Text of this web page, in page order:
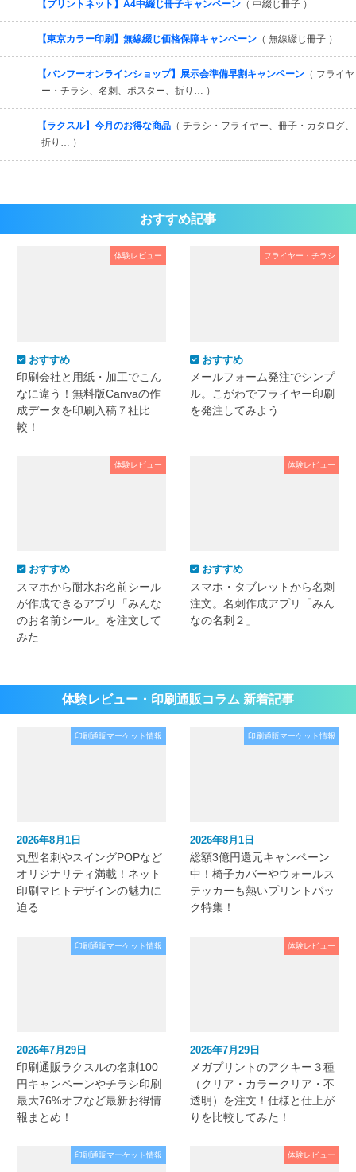
【プリントネット】A4中綴じ冊子キャンペーン （ 中綴じ冊子 ）
【東京カラー印刷】無線綴じ価格保障キャンペーン （ 無線綴じ冊子 ）
【バンフーオンラインショップ】展示会準備早割キャンペーン （ フライヤ
ー・チラシ、名刺、ポスター、折り… ）
【ラクスル】今月のお得な商品 （ チラシ・フライヤー、冊子・カタログ、
折り… ）
おすすめ記事
体験レビュー
おすすめ
印刷会社と用紙・加工でこん
なに違う！無料版Canvaの作
成データを印刷入稿７社比
較！
フライヤー・チラシ
おすすめ
メールフォーム発注でシンプ
ル。こがわでフライヤー印刷
を発注してみよう
体験レビュー
おすすめ
スマホから耐水お名前シール
が作成できるアプリ「みんな
のお名前シール」を注文して
みた
体験レビュー
おすすめ
スマホ・タブレットから名刺
注文。名刺作成アプリ「みん
なの名刺２」
体験レビュー・印刷通販コラム 新着記事
印刷通販マーケット情報
2026年8月1日
丸型名刺やスイングPOPなど
オリジナリティ満載！ネット
印刷マヒトデザインの魅力に
迫る
印刷通販マーケット情報
2026年8月1日
総額3億円還元キャンペーン
中！椅子カバーやウォールス
テッカーも熱いプリントパッ
ク特集！
印刷通販マーケット情報
2026年7月29日
印刷通販ラクスルの名刺100
円キャンペーンやチラシ印刷
最大76%オフなど最新お得情
報まとめ！
体験レビュー
2026年7月29日
メガプリントのアクキー３種
（クリア・カラークリア・不
透明）を注文！仕様と仕上が
りを比較してみた！
印刷通販マーケット情報 体験レビュー